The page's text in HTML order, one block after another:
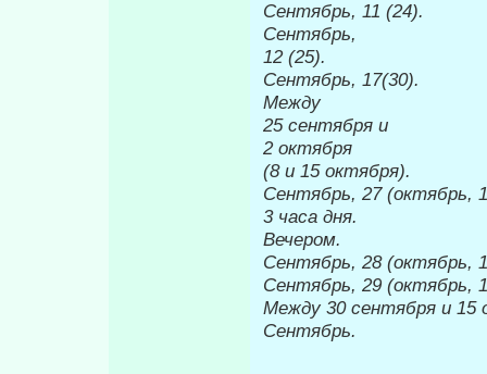
Сентябрь, 11 (24).
Сентябрь,
12 (25).
Сентябрь, 17(30).
Между
25 сентября и
2 октября
(8 и 15 октября).
Сентябрь, 27 (октябрь,
3 часа дня.
Вечером.
Сентябрь, 28 (октябрь,
Сентябрь, 29 (октябрь,
Между 30 сен­тября и 15
Сентябрь.